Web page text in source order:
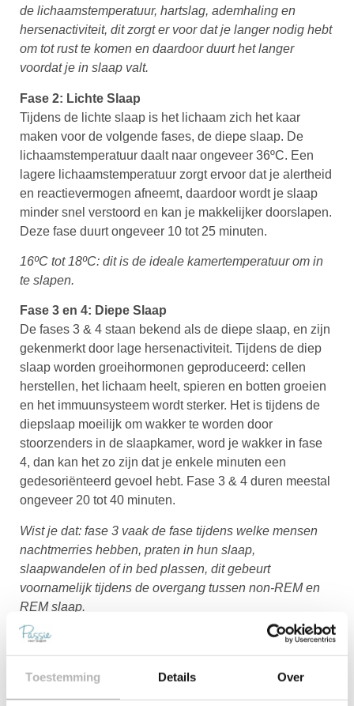
Toestemming Details Over
de lichaamstemperatuur, hartslag, ademhaling en
hersenactiviteit, dit zorgt er voor dat je langer nodig hebt
om tot rust te komen en daardoor duurt het langer
voordat je in slaap valt.
Fase 2: Lichte Slaap
Tijdens de lichte slaap is het lichaam zich het kaar
maken voor de volgende fases, de diepe slaap. De
lichaamstemperatuur daalt naar ongeveer 36ºC. Een
lagere lichaamstemperatuur zorgt ervoor dat je alertheid
en reactievermogen afneemt, daardoor wordt je slaap
minder snel verstoord en kan je makkelijker doorslapen.
Deze fase duurt ongeveer 10 tot 25 minuten.
16ºC tot 18ºC: dit is de ideale kamertemperatuur om in
te slapen.
Fase 3 en 4: Diepe Slaap
De fases 3 & 4 staan bekend als de diepe slaap, en zijn
gekenmerkt door lage hersenactiviteit. Tijdens de diep
slaap worden groeihormonen geproduceerd: cellen
herstellen, het lichaam heelt, spieren en botten groeien
en het immuunsysteem wordt sterker. Het is tijdens de
diepslaap moeilijk om wakker te worden door
stoorzenders in de slaapkamer, word je wakker in fase
4, dan kan het zo zijn dat je enkele minuten een
gedesoriënteerd gevoel hebt. Fase 3 & 4 duren meestal
ongeveer 20 tot 40 minuten.
Wist je dat: fase 3 vaak de fase tijdens welke mensen
nachtmerries hebben, praten in hun slaap,
slaapwandelen of in bed plassen, dit gebeurt
voornamelijk tijdens de overgang tussen non-REM en
REM slaap.
Fase 5: REM Slaap
Fase 5 duurt de eerste keer in de nacht ongeveer 10
minuten maar de REM slaap duurt gedurende de nacht